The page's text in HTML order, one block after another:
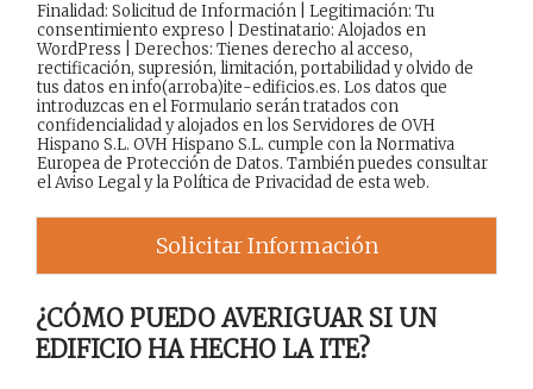
Finalidad: Solicitud de Información | Legitimación: Tu
consentimiento expreso | Destinatario: Alojados en
WordPress | Derechos: Tienes derecho al acceso,
rectificación, supresión, limitación, portabilidad y olvido de
tus datos en info(arroba)ite-edificios.es. Los datos que
introduzcas en el Formulario serán tratados con
confidencialidad y alojados en los Servidores de OVH
Hispano S.L. OVH Hispano S.L. cumple con la Normativa
Europea de Protección de Datos. También puedes consultar
elAviso Legaly laPolítica de Privacidadde esta web.
Solicitar Información
¿CÓMO PUEDO AVERIGUAR SI UN
EDIFICIO HA HECHO LA ITE?